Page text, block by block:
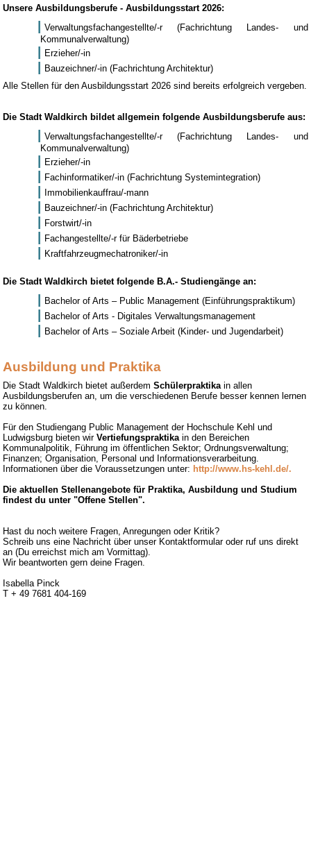
Unsere Ausbildungsberufe - Ausbildungsstart 2026:
Verwaltungsfachangestellte/-r (Fachrichtung Landes- und
Kommunalverwaltung)
Erzieher/-in
Bauzeichner/-in (Fachrichtung Architektur)
Alle Stellen für den Ausbildungsstart 2026 sind bereits erfolgreich vergeben.
Die Stadt Waldkirch bildet allgemein folgende Ausbildungsberufe aus:
Verwaltungsfachangestellte/-r (Fachrichtung Landes- und
Kommunalverwaltung)
Erzieher/-in
Fachinformatiker/-in (Fachrichtung Systemintegration)
Immobilienkauffrau/-mann
Bauzeichner/-in (Fachrichtung Architektur)
Forstwirt/-in
Fachangestellte/-r für Bäderbetriebe
Kraftfahrzeugmechatroniker/-in
Die Stadt Waldkirch bietet folgende B.A.- Studiengänge an:
Bachelor of Arts – Public Management (Einführungspraktikum)
Bachelor of Arts - Digitales Verwaltungsmanagement
Bachelor of Arts – Soziale Arbeit (Kinder- und Jugendarbeit)
Ausbildung und Praktika
Die Stadt Waldkirch bietet außerdemSchülerpraktika in allen
Ausbildungsberufen an, um die verschiedenen Berufe besser kennen lernen
zu können.
Für den Studiengang Public Management der Hochschule Kehl und
Ludwigsburg bieten wirVertiefungspraktika in den Bereichen
Kommunalpolitik, Führung im öffentlichen Sektor; Ordnungsverwaltung;
Finanzen; Organisation, Personal und Informationsverarbeitung.
Informationen über die Voraussetzungen unter: http://www.hs-kehl.de/.
Die aktuellen Stellenangebote für Praktika, Ausbildung und Studium
findest du unter "Offene Stellen".
Hast du noch weitere Fragen, Anregungen oder Kritik?
Schreib uns eine Nachricht über unser Kontaktformular oder ruf uns direkt
an (Du erreichst mich am Vormittag).
Wir beantworten gern deine Fragen.
Isabella Pinck
T + 49 7681 404-169